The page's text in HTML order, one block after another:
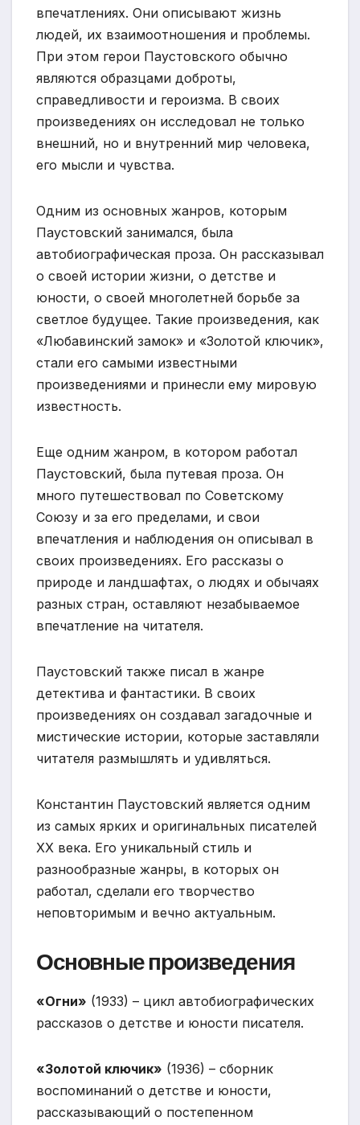
впечатлениях. Они описывают жизнь
людей, их взаимоотношения и проблемы.
При этом герои Паустовского обычно
являются образцами доброты,
справедливости и героизма. В своих
произведениях он исследовал не только
внешний, но и внутренний мир человека,
его мысли и чувства.
Одним из основных жанров, которым
Паустовский занимался, была
автобиографическая проза. Он рассказывал
о своей истории жизни, о детстве и
юности, о своей многолетней борьбе за
светлое будущее. Такие произведения, как
«Любавинский замок» и «Золотой ключик»,
стали его самыми известными
произведениями и принесли ему мировую
известность.
Еще одним жанром, в котором работал
Паустовский, была путевая проза. Он
много путешествовал по Советскому
Союзу и за его пределами, и свои
впечатления и наблюдения он описывал в
своих произведениях. Его рассказы о
природе и ландшафтах, о людях и обычаях
разных стран, оставляют незабываемое
впечатление на читателя.
Паустовский также писал в жанре
детектива и фантастики. В своих
произведениях он создавал загадочные и
мистические истории, которые заставляли
читателя размышлять и удивляться.
Константин Паустовский является одним
из самых ярких и оригинальных писателей
XX века. Его уникальный стиль и
разнообразные жанры, в которых он
работал, сделали его творчество
неповторимым и вечно актуальным.
Основные произведения
«Огни» (1933) – цикл автобиографических
рассказов о детстве и юности писателя.
«Золотой ключик» (1936) – сборник
воспоминаний о детстве и юности,
рассказывающий о постепенном